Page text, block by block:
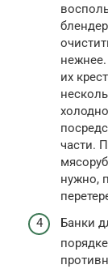
их
части.
нужно,
Банки